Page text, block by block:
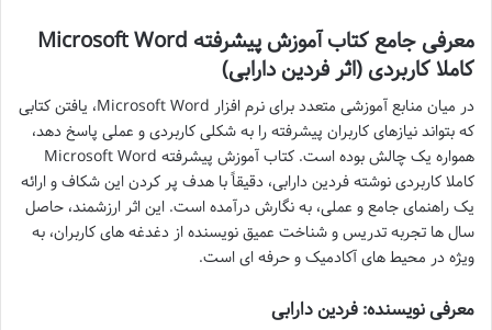
معرفی جامع کتاب آموزش پیشرفته Microsoft Word
کاملا کاربردی (اثر فردین دارابی)
در میان منابع آموزشی متعدد برای نرم افزار Microsoft Word، یافتن کتابی
که بتواند نیازهای کاربران پیشرفته را به شکلی کاربردی و عملی پاسخ دهد،
همواره یک چالش بوده است. کتاب آموزش پیشرفته Microsoft Word
کاملا کاربردی نوشته فردین دارابی، دقیقاً با هدف پر کردن این شکاف و ارائه
یک راهنمای جامع و عملی، به نگارش درآمده است. این اثر ارزشمند، حاصل
سال ها تجربه تدریس و شناخت عمیق نویسنده از دغدغه های کاربران، به
ویژه در محیط های آکادمیک و حرفه ای است.
معرفی نویسنده: فردین دارابی